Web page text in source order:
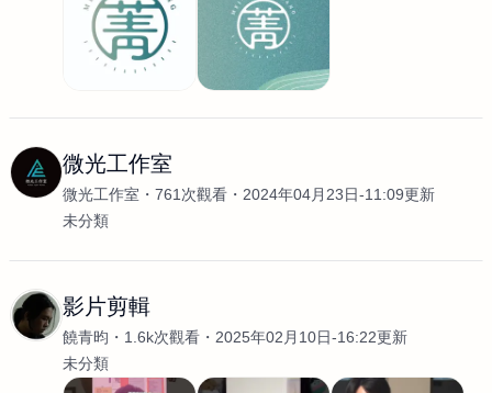
微光工作室
微光工作室 761次觀看
2024年04月23日-11:09更新
未分類
影片剪輯
饒青昀 1.6k次觀看
2025年02月10日-16:22更新
未分類